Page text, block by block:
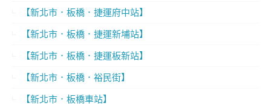
【新北市．板橋．捷運府中站】
【新北市．板橋．捷運新埔站】
【新北市．板橋．捷運板新站】
【新北市．板橋．裕民街】
【新北市．板橋車站】